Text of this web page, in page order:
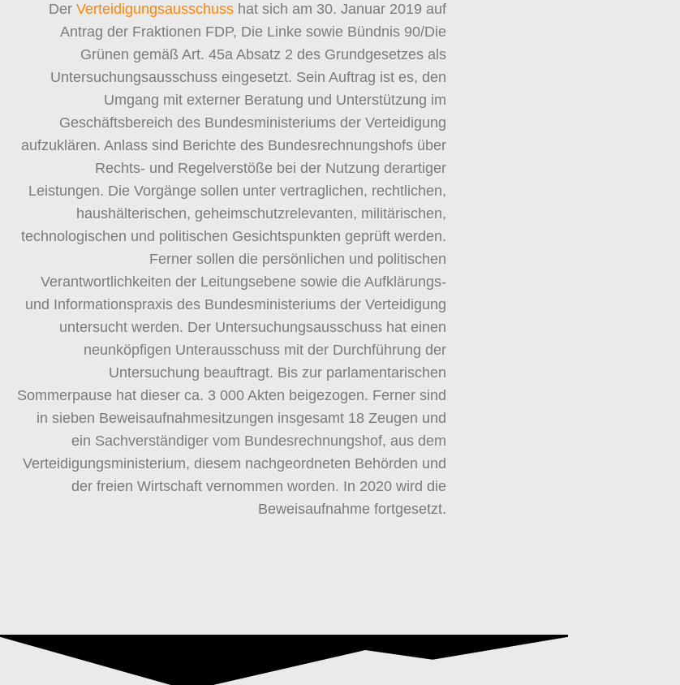
Der Verteidigungsausschuss hat sich am 30. Januar 2019 auf
Antrag der Fraktionen FDP, Die Linke sowie Bündnis 90/Die
Grünen gemäß Art. 45a Absatz 2 des Grundgesetzes als
Untersuchungs­ausschuss eingesetzt. Sein Auftrag ist es, den
Umgang mit externer Beratung und Unterstützung im
Geschäftsbereich des Bundesministeriums der Verteidigung
aufzuklären. Anlass sind Berichte des Bundesrechnungshofs über
Rechts- und Regelverstöße bei der Nutzung derartiger
Leistungen. Die Vorgänge sollen unter vertraglichen, rechtlichen,
haushälterischen, geheimschutz­relevanten, militärischen,
technologischen und politischen Gesichtspunkten geprüft werden.
Ferner sollen die persönlichen und politischen
Verantwortlichkeiten der Leitungsebene sowie die Aufklärungs-
und Informationspraxis des Bundesministeriums der Verteidigung
untersucht werden. Der Untersuchungsausschuss hat einen
neunköpfigen Unterausschuss mit der Durchführung der
Untersuchung beauftragt. Bis zur parlamentarischen
Sommerpause hat dieser ca. 3 000 Akten beigezogen. Ferner sind
in sieben Beweisaufnahmesitzungen insgesamt 18 Zeugen und
ein Sachverständiger vom Bundesrechnungshof, aus dem
Verteidigungsministerium, diesem nachgeordneten Behörden und
der freien Wirtschaft vernommen worden. In 2020 wird die
Beweisaufnahme fortgesetzt.